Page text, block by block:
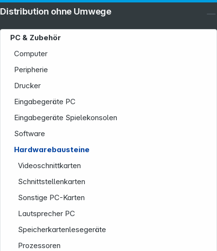
PC & Zubehör
Computer
Peripherie
Drucker
Eingabegeräte PC
Eingabegeräte Spielekonsolen
Software
Hardwarebausteine
Videoschnittkarten
Schnittstellenkarten
Sonstige PC-Karten
Lautsprecher PC
Speicherkartenlesegeräte
Prozessoren
Distribution ohne Umwege